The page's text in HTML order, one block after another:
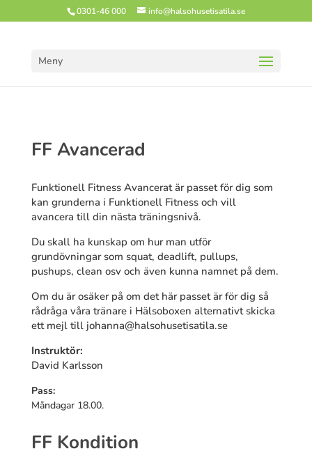
0301-46 000 info@halsohusetisatila.se
Meny
FF Avancerad
Funktionell Fitness Avancerat är passet för dig som
kan grunderna i Funktionell Fitness och vill
avancera till din nästa träningsnivå.
Du skall ha kunskap om hur man utför
grundövningar som squat, deadlift, pullups,
pushups, clean osv och även kunna namnet på dem.
Om du är osäker på om det här passet är för dig så
rådråga våra tränare i Hälsoboxen alternativt skicka
ett mejl till johanna@halsohusetisatila.se
Instruktör:
David Karlsson
Pass:
Måndagar 18.00.
FF Kondition